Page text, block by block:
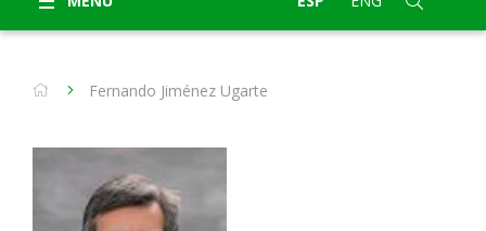
Fernando Jiménez Ugarte